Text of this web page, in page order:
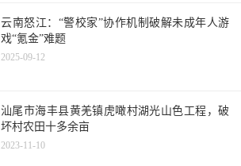
云南怒江：“警校家”协作机制破解未成年人游
戏“氪金”难题
2025-09-12
汕尾市海丰县黄羌镇虎噉村湖光山色工程，破
坏村农田十多余亩
2023-11-10